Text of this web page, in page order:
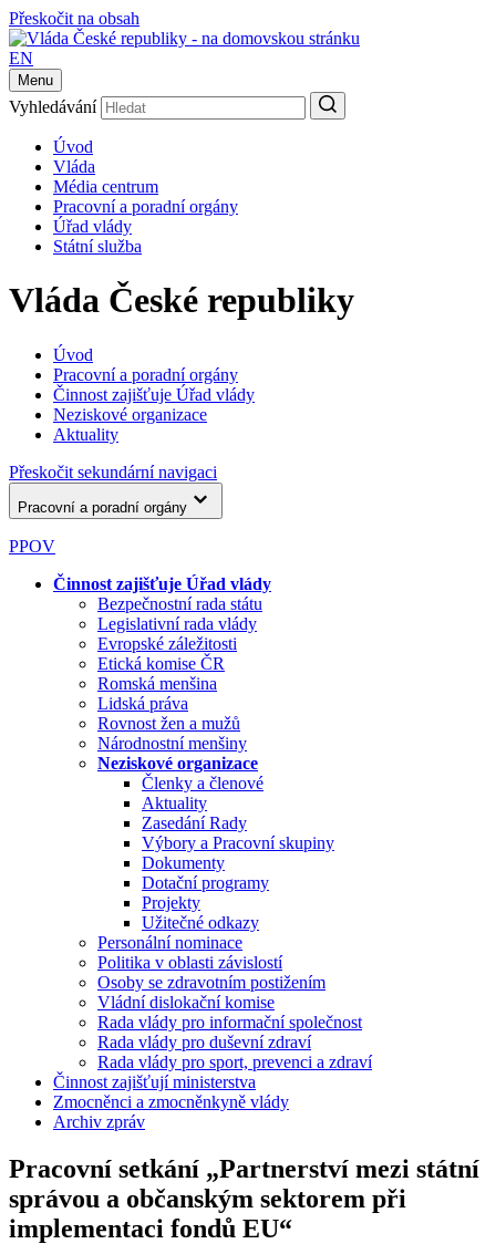
Přeskočit na obsah
EN
Menu
Vyhledávání
Úvod
Vláda
Média centrum
Pracovní a poradní orgány
Úřad vlády
Státní služba
Vláda České republiky
Úvod
Pracovní a poradní orgány
Činnost zajišťuje Úřad vlády
Neziskové organizace
Aktuality
Přeskočit sekundární navigaci
Pracovní a poradní orgány
PPOV
Činnost zajišťuje Úřad vlády
Bezpečnostní rada státu
Legislativní rada vlády
Evropské záležitosti
Etická komise ČR
Romská menšina
Lidská práva
Rovnost žen a mužů
Národnostní menšiny
Neziskové organizace
Členky a členové
Aktuality
Zasedání Rady
Výbory a Pracovní skupiny
Dokumenty
Dotační programy
Projekty
Užitečné odkazy
Personální nominace
Politika v oblasti závislostí
Osoby se zdravotním postižením
Vládní dislokační komise
Rada vlády pro informační společnost
Rada vlády pro duševní zdraví
Rada vlády pro sport, prevenci a zdraví
Činnost zajišťují ministerstva
Zmocněnci a zmocněnkyně vlády
Archiv zpráv
Pracovní setkání „Partnerství mezi státní
správou a občanským sektorem při
implementaci fondů EU“